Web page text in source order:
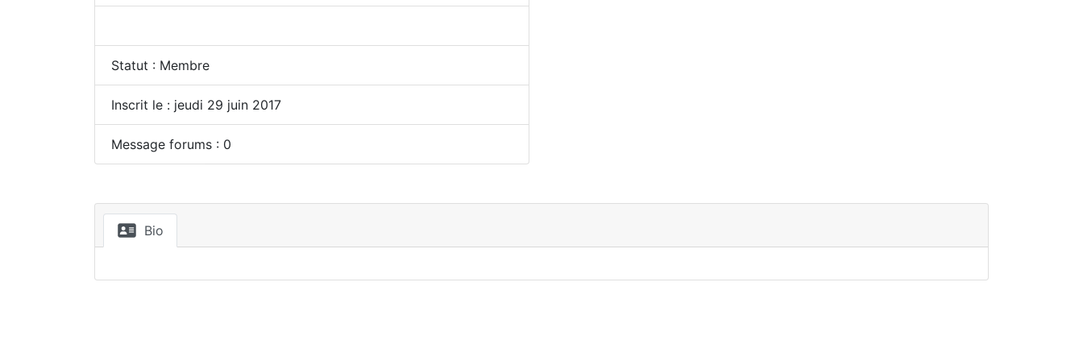
Statut : Membre
Inscrit le : jeudi 29 juin 2017
Message forums : 0
Bio